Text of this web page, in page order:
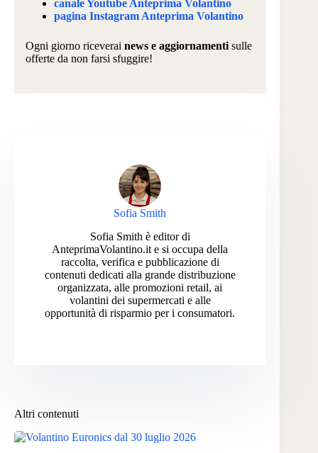
canale Youtube Anteprima Volantino
pagina Instagram Anteprima Volantino
Ogni giorno riceverai news e aggiornamenti sulle
offerte da non farsi sfuggire!
Sofia Smith
Sofia Smith è editor di
AnteprimaVolantino.it e si occupa della
raccolta, verifica e pubblicazione di
contenuti dedicati alla grande distribuzione
organizzata, alle promozioni retail, ai
volantini dei supermercati e alle
opportunità di risparmio per i consumatori.
Altri contenuti